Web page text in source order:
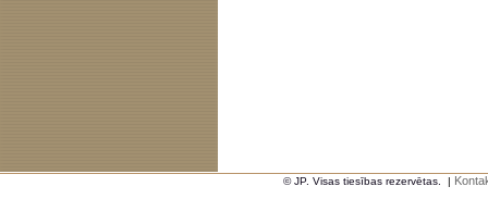
© JP. Visas tiesības rezervētas. |